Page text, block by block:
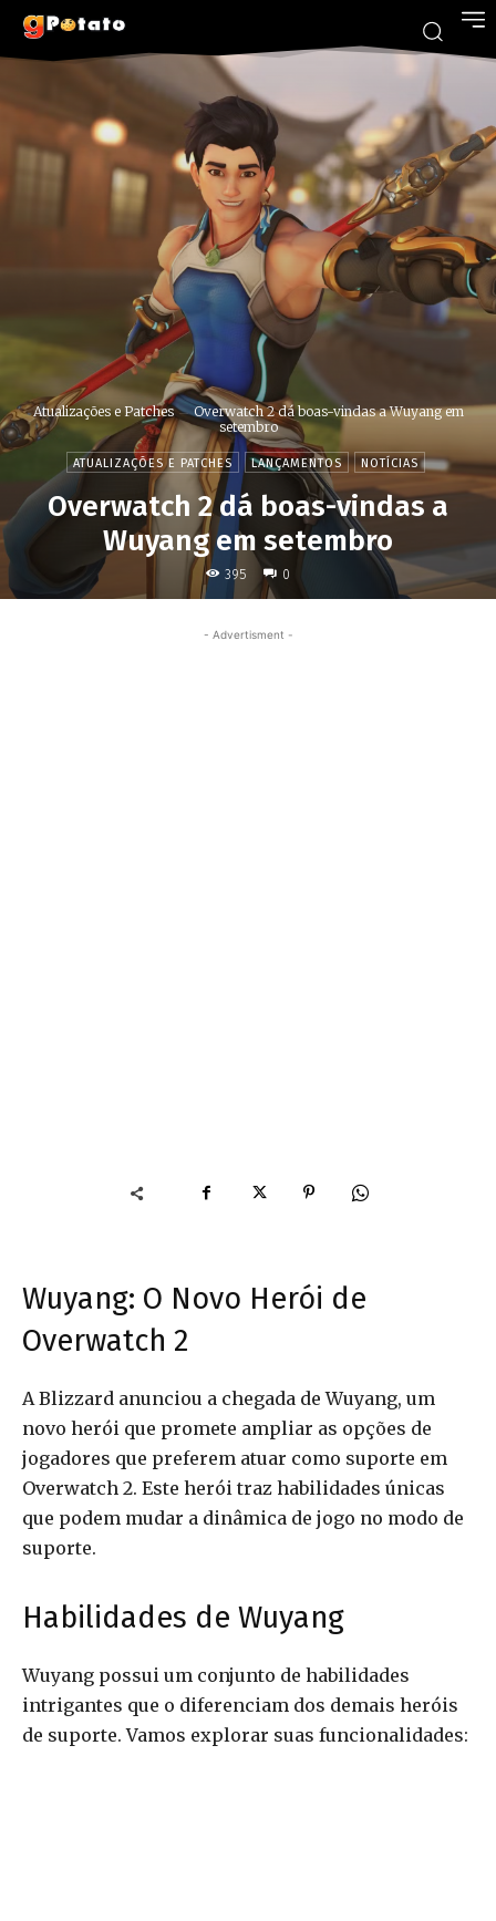
Atualizações e Patches
Overwatch 2 dá boas-vindas a Wuyang em
setembro
ATUALIZAÇÕES E PATCHES LANÇAMENTOS NOTÍCIAS
Overwatch 2 dá boas-vindas a
Wuyang em setembro
395 0
- Advertisment -
Wuyang: O Novo Herói de
Overwatch 2
A Blizzard anunciou a chegada de Wuyang, um
novo herói que promete ampliar as opções de
jogadores que preferem atuar como suporte em
Overwatch 2. Este herói traz habilidades únicas
que podem mudar a dinâmica de jogo no modo de
suporte.
Habilidades de Wuyang
Wuyang possui um conjunto de habilidades
intrigantes que o diferenciam dos demais heróis
de suporte. Vamos explorar suas funcionalidades: